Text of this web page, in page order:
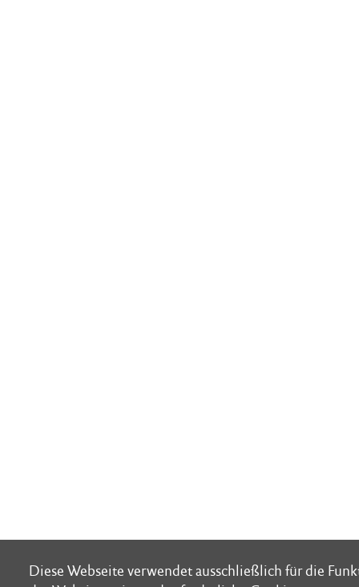
Diese Webseite verwendet ausschließlich für die
Diese Webseite verwendet ausschließlich für die